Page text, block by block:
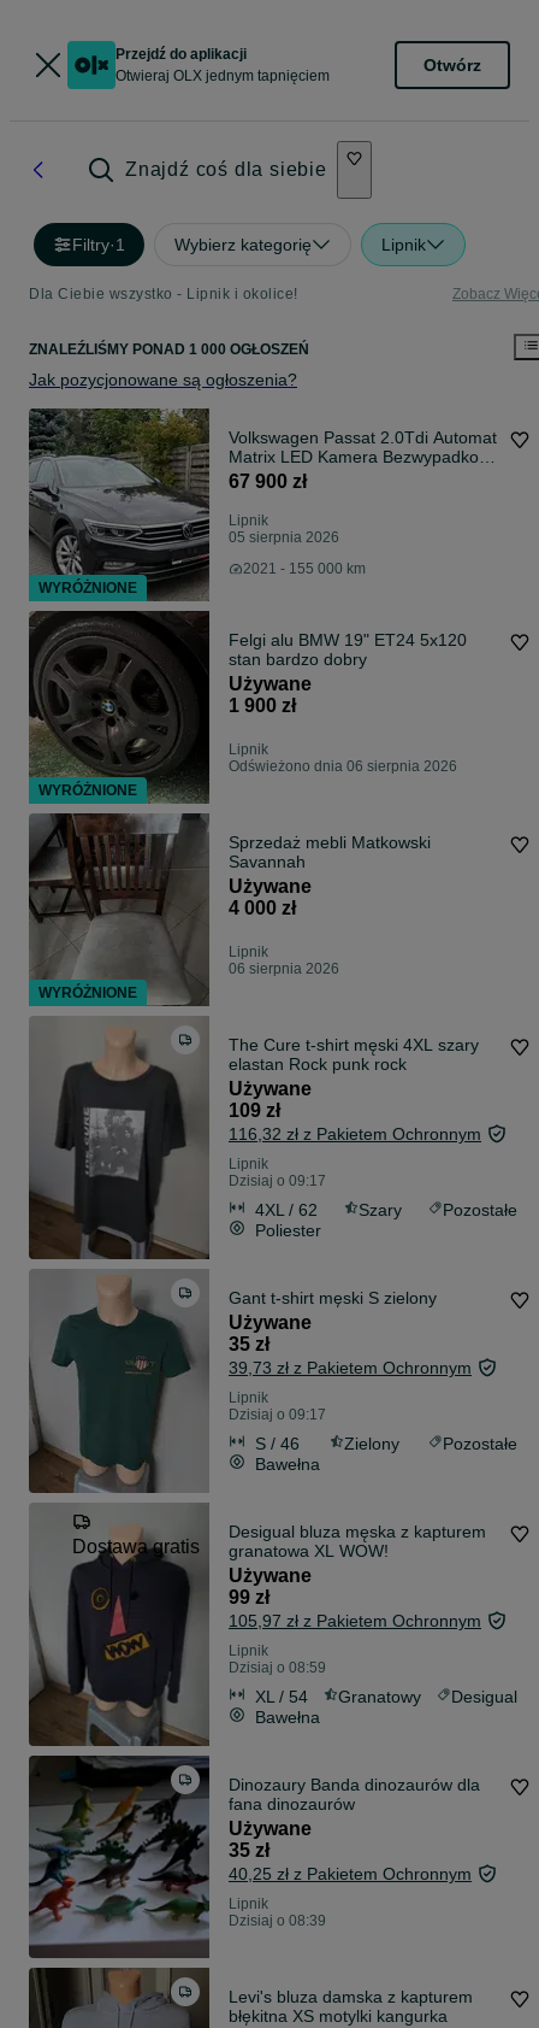
Przejdź do aplikacji
Otwieraj OLX jednym tapnięciem
Otwórz
Znajdź coś dla siebie
Filtry·1 Wybierz kategorię Lipnik
Dla Ciebie wszystko - Lipnik i okolice! Zobacz
ZNALEŹLIŚMY PONAD 1 000 OGŁOSZEŃ
Jak pozycjonowane są ogłoszenia?
Volkswagen Passat 2.0Tdi Automat
Matrix LED Kamera Bezwypadkowy
Pełen Serwis
67 900 zł
Lipnik
05 sierpnia 2026
2021 - 155 000 km
Felgi alu BMW 19" ET24 5x120
stan bardzo dobry
Używane
1 900 zł
Lipnik
Odświeżono dnia 06 sierpnia 2026
Sprzedaż mebli Matkowski
Savannah
Używane
4 000 zł
Lipnik
06 sierpnia 2026
The Cure t-shirt męski 4XL szary
elastan Rock punk rock
Używane
109 zł
116,32 zł z Pakietem Ochronnym
Lipnik
Dzisiaj o 09:17
4XL / 62 Szary
Pozostałe
Poliester
Gant t-shirt męski S zielony
Używane
35 zł
39,73 zł z Pakietem Ochronnym
Lipnik
Dzisiaj o 09:17
S / 46 Zielony
Pozostałe
Bawełna
Dostawa gratis
Desigual bluza męska z kapturem
granatowa XL WOW!
Używane
99 zł
105,97 zł z Pakietem Ochronnym
Lipnik
Dzisiaj o 08:59
XL / 54 Granatowy
Desigual
Bawełna
Dinozaury Banda dinozaurów dla
fana dinozaurów
Używane
35 zł
40,25 zł z Pakietem Ochronnym
Lipnik
Dzisiaj o 08:39
Levi's bluza damska z kapturem
błękitna XS motylki kangurka
WYRÓŻNIONE
WYRÓŻNIONE
WYRÓŻNIONE